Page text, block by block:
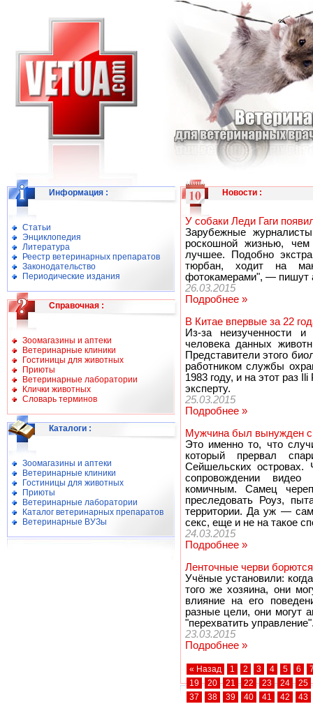
Информация :
Статьи
Энциклопедия
Литература
Реестр ветеринарных препаратов
Законодательство
Периодические издания
Справочная :
Зоомагазины и аптеки
Ветеринарные клиники
Гостиницы для животных
Приюты
Ветеринарные лаборатории
Клички животных
Словарь терминов
Каталоги :
Зоомагазины и аптеки
Ветеринарные клиники
Гостиницы для животных
Приюты
Ветеринарные лаборатории
Каталог ветеринарных препаратов
Ветеринарные ВУЗы
Новости:
У собаки Леди Гаги
Зарубежные
роскошной жизнью,
лучшее. Подобно
тюрбан, ходит на
фотокамерами", — пишут
26.03.2015
Подробнее »
В Китае впервые за 22
Из-за неизученности
человека данных
Представители этого
работником службы
1983 году, и на этот раз
эксперту.
25.03.2015
Подробнее »
Мужчина был вынужден
Это именно то, что
который прервал
Сейшельских
сопровождении
комичным. Самец
преследовать Роуз,
территории. Да уж —
секс, еще и не на такое
24.03.2015
Подробнее »
Ленточные черви
Учёные установили:
того же хозяина, они
влияние на его
разные цели, они могут
"перехватить
23.03.2015
Подробнее »
« Назад 1 2 3 4 5 6
19
20 21 22 23 24
25
37
38 39 40 41 42
43